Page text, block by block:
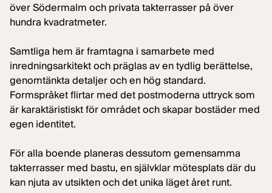
över Södermalm och privata takterrasser på över
hundra kvadratmeter.
Samtliga hem är framtagna i samarbete med
inredningsarkitekt och präglas av en tydlig berättelse,
genomtänkta detaljer och en hög standard.
Formspråket flirtar med det postmoderna uttryck som
är karaktäristiskt för området och skapar bostäder med
egen identitet.
För alla boende planeras dessutom gemensamma
takterrasser med bastu, en självklar mötesplats där du
kan njuta av utsikten och det unika läget året runt.